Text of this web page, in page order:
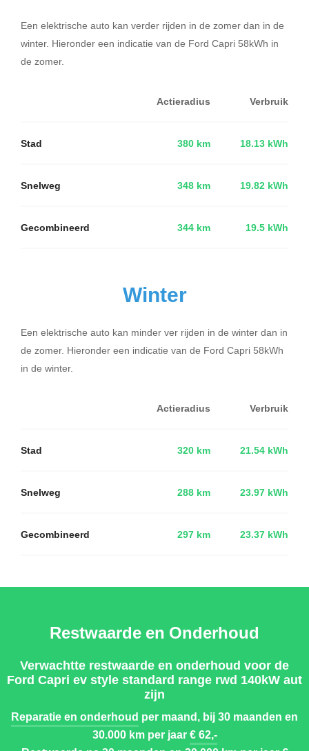
Een elektrische auto kan verder rijden in de zomer dan in de
winter. Hieronder een indicatie van de Ford Capri 58kWh in
de zomer.
Actieradius Verbruik
Stad 380 km 18.13 kWh
Snelweg 348 km 19.82 kWh
Gecombineerd 344 km 19.5 kWh
Winter
Een elektrische auto kan minder ver rijden in de winter dan in
de zomer. Hieronder een indicatie van de Ford Capri 58kWh
in de winter.
Actieradius Verbruik
Stad 320 km 21.54 kWh
Snelweg 288 km 23.97 kWh
Gecombineerd 297 km 23.37 kWh
Restwaarde en Onderhoud
Verwachtte restwaarde en onderhoud voor de
Ford Capri ev style standard range rwd 140kW aut
zijn
Reparatie en onderhoud per maand, bij 30 maanden en
30.000 km per jaar€ 62,-